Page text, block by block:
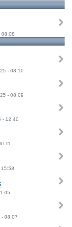
08:08
- 08:10
- 08:09
- 12:40
15:58
- 08:07